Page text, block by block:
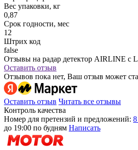
Вес упаковки, кг
0,87
Срок годности, мес
12
Штрих код
false
Отзывы на радар детектор AIRLINE с
Оставить отзыв
Отзывов пока нет, Ваш отзыв может
Оставить отзыв Читать все отзывы
Контроль качества
Номер для претензий и предложений:
до 19:00 по будням Написать